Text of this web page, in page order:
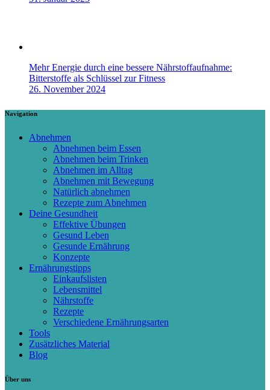
Mehr Energie durch eine bessere Nährstoffaufnahme:
Bitterstoffe als Schlüssel zur Fitness
26. November 2024
Navigation
Abnehmen
Abnehmen beim Essen
Abnehmen beim Trinken
Abnehmen im Alltag
Abnehmen mit Bewegung
Natürlich abnehmen
Rezepte zum Abnehmen
Deine Gesundheit
Effektive Übungen
Gesund Leben
Gesunde Ernährung
Konzepte
Ernährungstipps
Einkaufslisten
Lebensmittel
Nährstoffe
Rezepte
Verschiedene Ernährungsarten
Tools
Zusätzliches Material
Blog
Über uns